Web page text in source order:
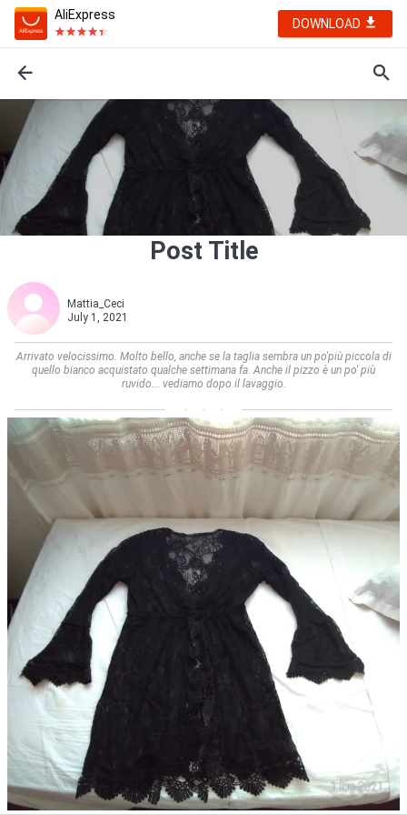
AliExpress
DOWNLOAD
Post Title
Mattia_Ceci
July 1, 2021
Arrivato velocissimo. Molto bello, anche se la taglia sembra un po'più piccola di
quello bianco acquistato qualche settimana fa. Anche il pizzo è un po' più
ruvido... vediamo dopo il lavaggio.